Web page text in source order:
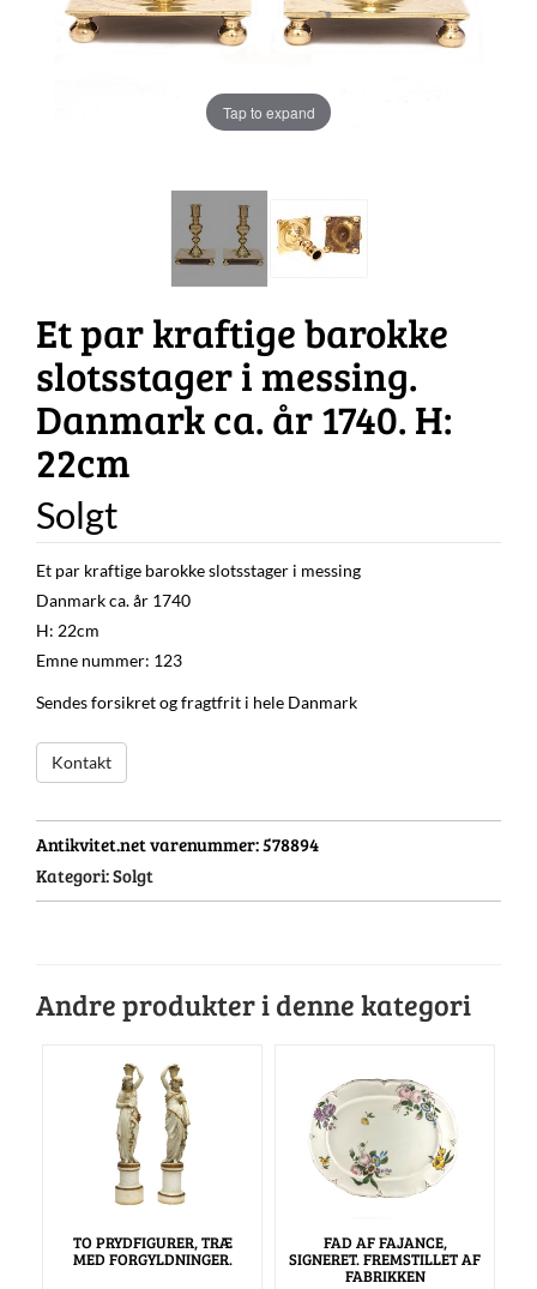
Tap to expand
Et par kraftige barokke
slotsstager i messing.
Danmark ca. år 1740. H:
22cm
Solgt
Et par kraftige barokke slotsstager i messing
Danmark ca. år 1740
H: 22cm
Emne nummer: 123
Sendes forsikret og fragtfrit i hele Danmark
Kontakt
Antikvitet.net varenummer:578894
Kategori:Solgt
Andre produkter i denne kategori
TO PRYDFIGURER, TRÆ
MED FORGYLDNINGER.
FAD AF FAJANCE,
SIGNERET. FREMSTILLET AF
FABRIKKEN